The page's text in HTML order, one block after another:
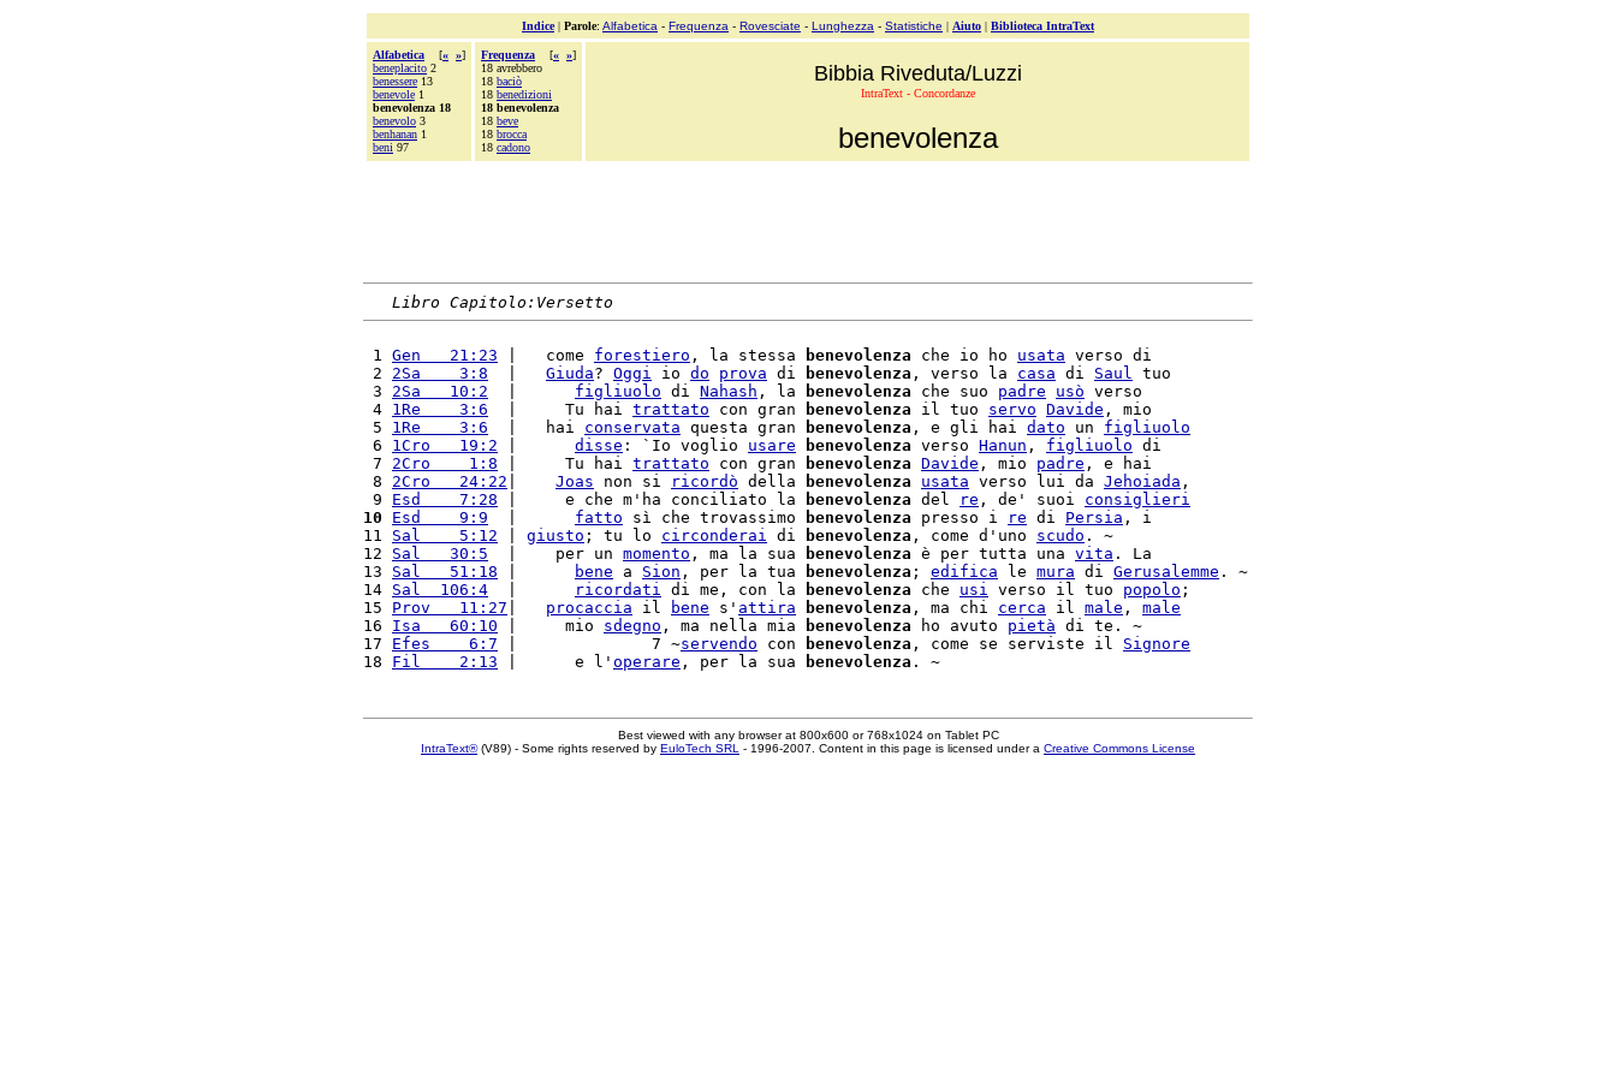
Indice| Parole: Alfabetica - Frequenza - Rovesciate - Lunghezza - Statistiche | Aiuto | Biblioteca IntraText
Alfabetica [« »]
beneplacito 2
benessere 13
benevole 1
benevolenza 18
benevolo 3
benhanan 1
beni 97
Frequenza [« »]
18 avrebbero
18 baciò
18 benedizioni
18 benevolenza
18 beve
18 brocca
18 cadono
Bibbia Riveduta/Luzzi
IntraText - Concordanze
benevolenza
Libro Capitolo:Versetto
1 Gen   21:23 |   come forestiero , la stessa benevolenza che io ho usata verso di
2 2Sa    3:8 Giuda? Oggi io do prova di benevolenza , verso la casa di Saul tuo
3 2Sa   10:2 figliuolo di Nahash , la benevolenza che suo padre usò verso
4 1Re    3:6
  |     Tu hai
trattato con gran benevolenza il tuo servo Davide , mio
5 1Re    3:6
  |   hai
conservata questa gran benevolenza , e gli hai dato un figliuolo
6 1Cro   19:2 disse : `Io voglio usare benevolenza verso Hanun , figliuolo di
7 2Cro    1:8 |     Tu hai trattato con gran benevolenza Davide , mio padre , e hai
8 2Cro   24:22 Joas non si ricordò della benevolenza usata verso lui da Jehoiada ,
9 Esd    7:28 |     e che m'ha conciliato la benevolenza del re , de' suoi consiglieri
10
Esd    9:9 fatto sì che trovassimo benevolenza presso i re di Persia , i
11 Sal    5:12 giusto ; tu lo circonderai di benevolenza , come d'uno scudo . ~
12 Sal   30:5
  |    per un
momento , ma la sua benevolenza è per tutta una vita . La
13 Sal   51:18 bene a Sion , per la tua benevolenza ; edifica le mura di Gerusalemme . ~
14 Sal  106:4 ricordati di me, con la benevolenza che usi verso il tuo popolo ;
15 Prov   11:27 procaccia il bene s' attira benevolenza , ma chi cerca il male , male
16 Isa   60:10 |     mio sdegno , ma nella mia benevolenza ho avuto pietà di te. ~
17 Efes    6:7 |              7 ~servendo con benevolenza , come se serviste il Signore
18 Fil    2:13 |      e l' operare , per la sua benevolenza
Best viewed with any browser at 800x600 or 768x1024 on Tablet PC
IntraText®(V89) - Some rights reserved by EuloTech SRL - 1996-2007. Content in this page is licensed under a Creative Commons License